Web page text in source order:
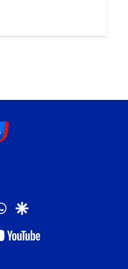
whatsapp
google
youtube-